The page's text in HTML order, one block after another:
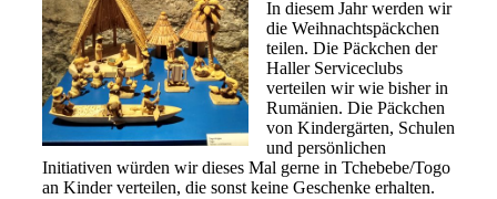
In diesem Jahr werden wir
die Weihnachtspäckchen
teilen. Die Päckchen der
Haller Serviceclubs
verteilen wir wie bisher in
Rumänien. Die Päckchen
von Kindergärten, Schulen
und persönlichen
Initiativen würden wir dieses Mal gerne in Tchebebe/Togo
an Kinder verteilen, die sonst keine Geschenke erhalten.